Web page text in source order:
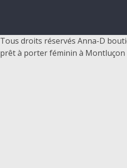
ê
t
Tous droits réservés Anna-D
prêt à porter féminin à Montluçon